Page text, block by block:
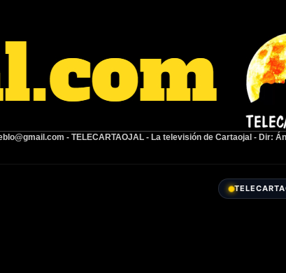
- TELECARTAOJAL - La televisión de Cartaojal - Dir: